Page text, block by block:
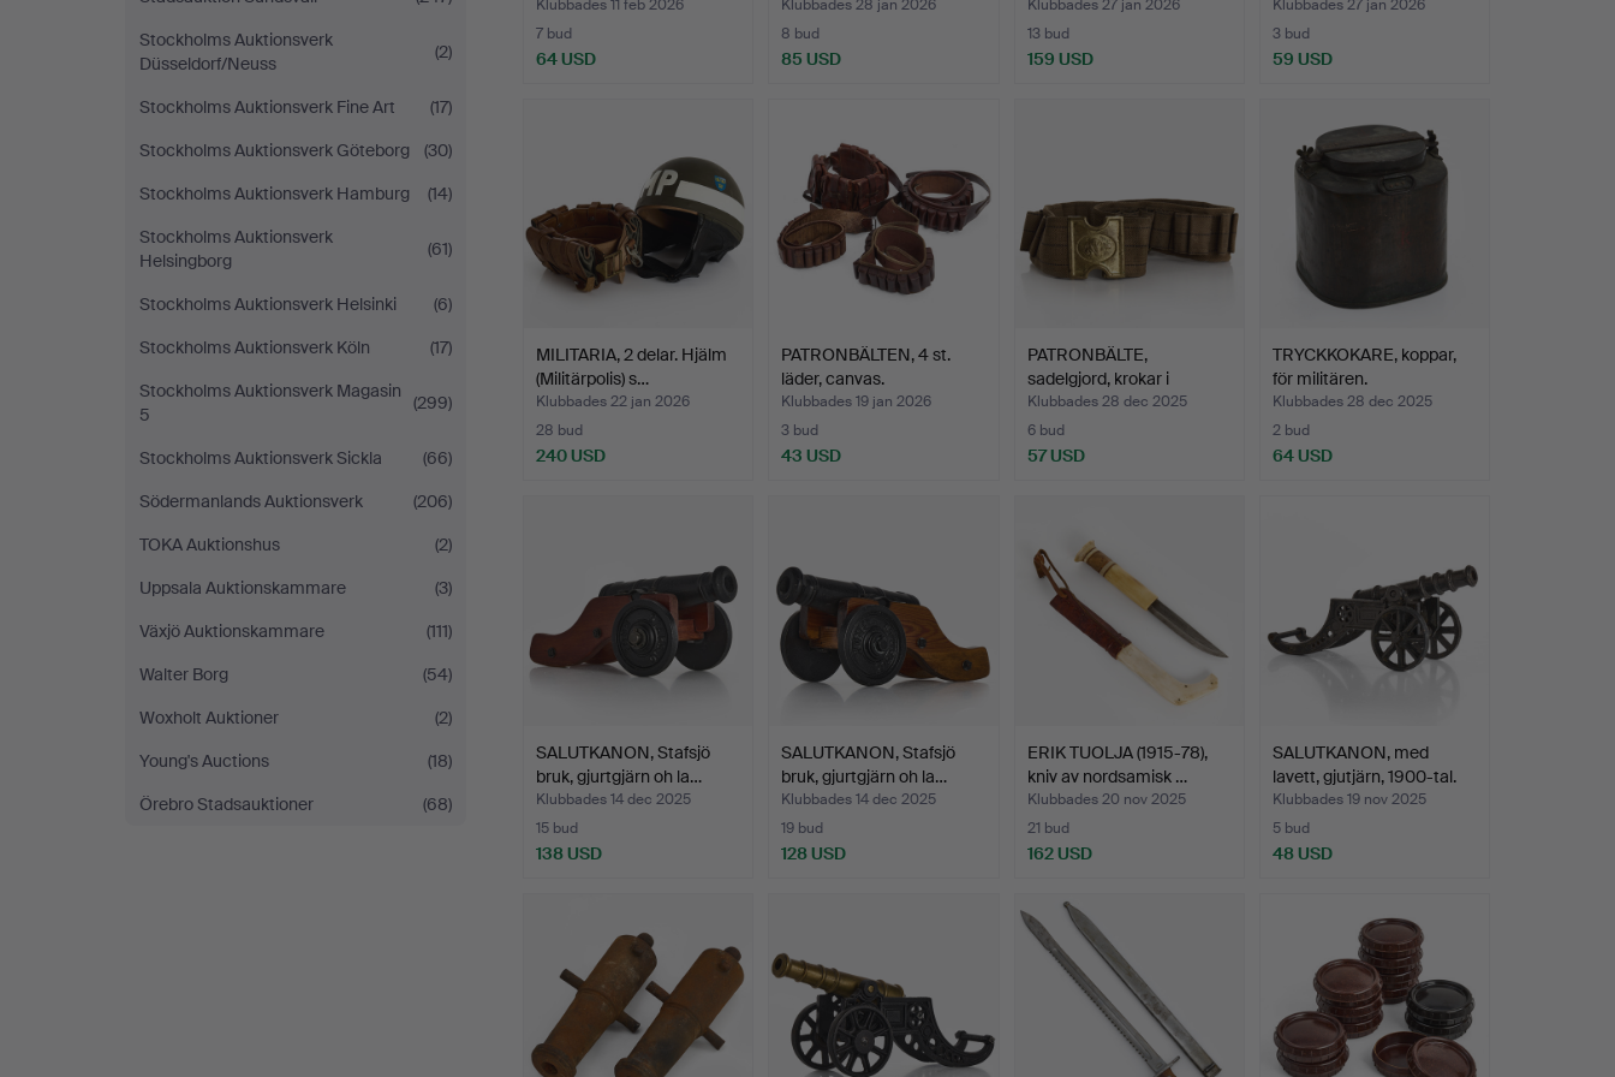
Stockholms Auktionsverk
Düsseldorf/Neuss
(2)
Stockholms Auktionsverk Fine Art
(17)
Stockholms Auktionsverk Göteborg
(30)
Stockholms Auktionsverk Hamburg
(14)
Stockholms Auktionsverk
Helsingborg
(61)
Stockholms Auktionsverk Helsinki
(6)
Stockholms Auktionsverk Köln
(17)
Stockholms Auktionsverk Magasin
5
(299)
Stockholms Auktionsverk Sickla
(66)
Södermanlands Auktionsverk
(206)
TOKA Auktionshus
(2)
Uppsala Auktionskammare
(3)
Växjö Auktionskammare
(111)
Walter Borg
(54)
Woxholt Auktioner
(2)
Young's Auctions
(18)
Örebro Stadsauktioner
(68)
ho…
Klubbades 11 feb 2026
7 bud
64 USD
Klubbades 28 jan 2026
8 bud
85 USD
Klubbades 27 jan 2026
13 bud
159 USD
Klubbades 27 jan 2026
3 bud
59 USD
MILITARIA, 2 delar. Hjälm
(Militärpolis) s…
Klubbades 22 jan 2026
28 bud
240 USD
PATRONBÄLTEN, 4 st.
läder, canvas.
Klubbades 19 jan 2026
3 bud
43 USD
PATRONBÄLTE,
sadelgjord, krokar i
mässing,…
Klubbades 28 dec 2025
6 bud
57 USD
TRYCKKOKARE, koppar,
för militären.
Klubbades 28 dec 2025
2 bud
64 USD
SALUTKANON, Stafsjö
bruk, gjurtgjärn oh la…
Klubbades 14 dec 2025
15 bud
138 USD
SALUTKANON, Stafsjö
bruk, gjurtgjärn oh la…
Klubbades 14 dec 2025
19 bud
128 USD
ERIK TUOLJA (1915-78),
kniv av nordsamisk …
Klubbades 20 nov 2025
21 bud
162 USD
SALUTKANON, med
lavett, gjutjärn, 1900-tal.
Klubbades 19 nov 2025
5 bud
48 USD